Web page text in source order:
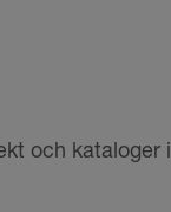
och kataloger